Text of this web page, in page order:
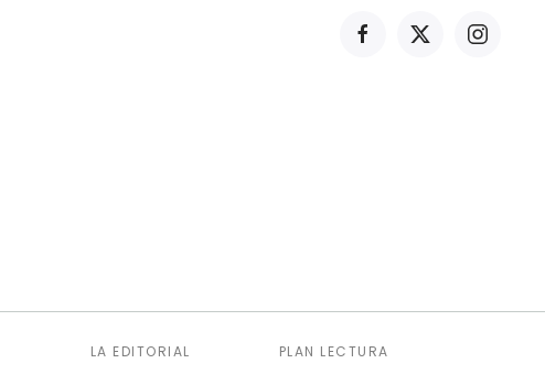
LA EDITORIAL PLAN LECTURA